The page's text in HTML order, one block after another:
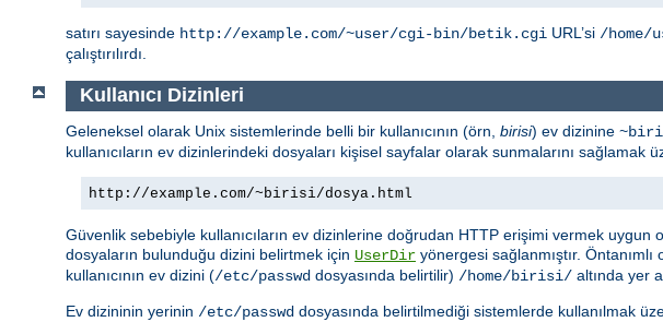
satırı sayesinde http://example.com/~user/cgi-bin/betik.cgi URL’si /
çalıştırılırdı.
Kullanıcı Dizinleri
Geleneksel olarak Unix sistemlerinde belli bir kullanıcının (örn, birisi) ev dizinine
kullanıcıların ev dizinlerindeki dosyaları kişisel sayfalar olarak sunmalarını sağlamak
http://example.com/~birisi/dosya.html
Güvenlik sebebiyle kullanıcıların ev dizinlerine doğrudan HTTP erişimi vermek uygun
dosyaların bulunduğu dizini belirtmek için UserDir yönergesi sağlanmıştır. Öntanımlı
kullanıcının ev dizini (/etc/passwd dosyasında belirtilir) /home/birisi/ altında yer
Ev dizininin yerinin /etc/passwd dosyasında belirtilmediği sistemlerde kullanılmak